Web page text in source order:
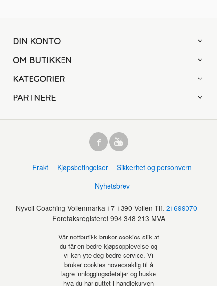
DIN KONTO
OM BUTIKKEN
KATEGORIER
PARTNERE
Frakt Kjøpsbetingelser
Sikkerhet og personvern
Nyhetsbrev
Nyvoll Coaching Vollenmarka 17 1390 Vollen Tlf. 21699070 -
Foretaksregisteret 994 348 213 MVA
Vår nettbutikk bruker cookies slik at
du får en bedre kjøpsopplevelse og
vi kan yte deg bedre service. Vi
bruker cookies hovedsaklig til å
lagre innloggingsdetaljer og huske
hva du har puttet i handlekurven